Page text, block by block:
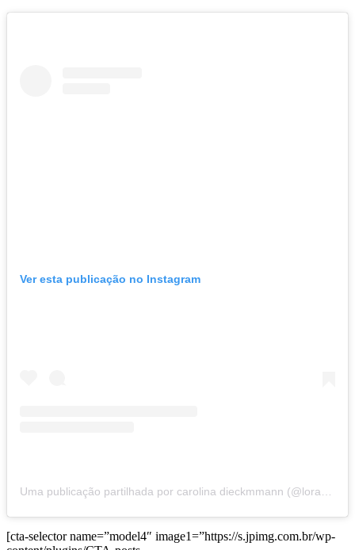
Ver esta publicação no Instagram
[cta-selector name=”model4″ image1=”https://s.jpimg.com.br/wp-